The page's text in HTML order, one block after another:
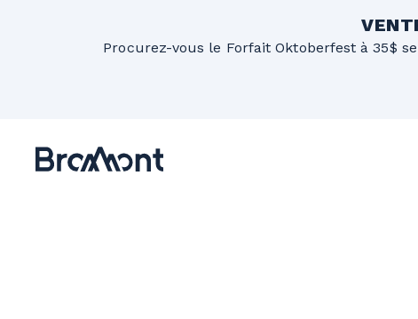
Procurez-vous le Forfait Oktoberfest à 35$